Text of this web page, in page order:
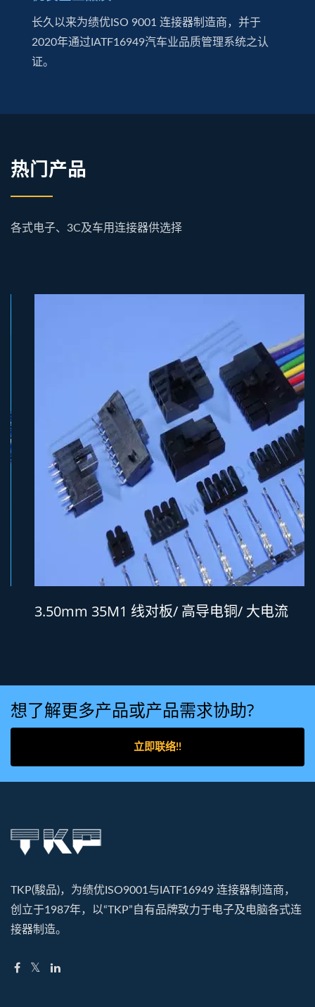
长久以来为绩优ISO 9001 连接器制造商，并于
2020年通过IATF16949汽车业品质管理系统之认
证。
热门产品
各式电子、3C及车用连接器供选择
3.50mm 35M1 线对板/ 高导电铜/ 大电流
想了解更多产品或产品需求协助?
立即联络!!
TKP(駿品)，为绩优ISO9001与IATF16949 连接器制造商，
创立于1987年，以“TKP”自有品牌致力于电子及电脑各式连
接器制造。